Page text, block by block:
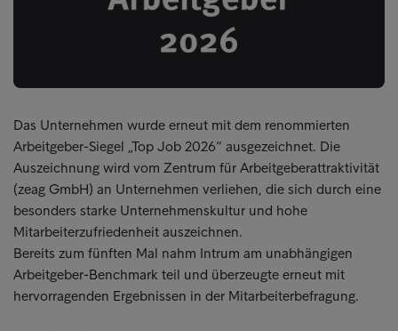
Das Unternehmen wurde erneut mit dem renommierten
Arbeitgeber-Siegel „Top Job 2026“ ausgezeichnet. Die
Auszeichnung wird vom Zentrum für Arbeitgeberattraktivität
(zeag GmbH) an Unternehmen verliehen, die sich durch eine
besonders starke Unternehmenskultur und hohe
Mitarbeiterzufriedenheit auszeichnen.
Bereits zum fünften Mal nahm Intrum am unabhängigen
Arbeitgeber-Benchmark teil und überzeugte erneut mit
hervorragenden Ergebnissen in der Mitarbeiterbefragung.